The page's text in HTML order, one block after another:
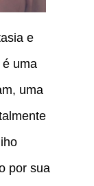
e
é uma
uma
por sua